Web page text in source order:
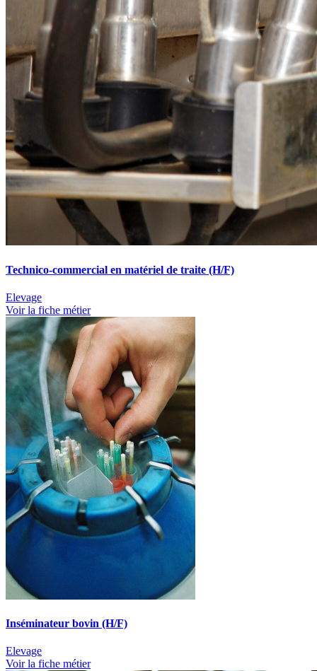
Technico-commercial en matériel de traite (H/F)
Elevage
Voir la fiche métier
Inséminateur bovin (H/F)
Elevage
Voir la fiche métier